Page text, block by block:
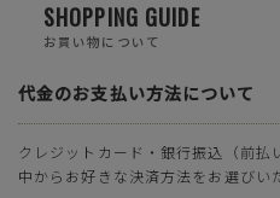
SHOPPING GUIDE
お買い物について
代金のお支払い方法について
クレジットカード・銀行振込（前
中からお好きな決済方法をお選びい